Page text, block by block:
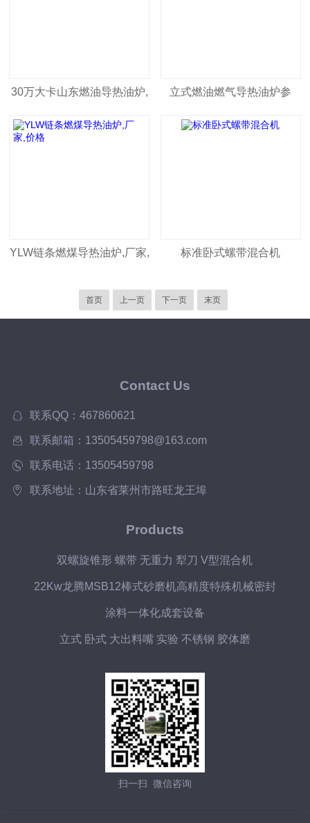
30万大卡山东燃油导热油炉,
导热油加热器
立式燃油燃气导热油炉参
数，价格
YLW链条燃煤导热油炉,厂家, 标准卧式螺带混合机
首页 上一页 下一页 末页
Contact Us
联系QQ：467860621
联系邮箱：13505459798@163.com
联系电话：13505459798
联系地址：山东省莱州市路旺龙王埠
Products
双螺旋锥形 螺带 无重力 犁刀 V型混合机
22Kw龙腾MSB12棒式砂磨机高精度特殊机械密封
涂料一体化成套设备
立式 卧式 大出料嘴 实验 不锈钢 胶体磨
扫一扫 微信咨询